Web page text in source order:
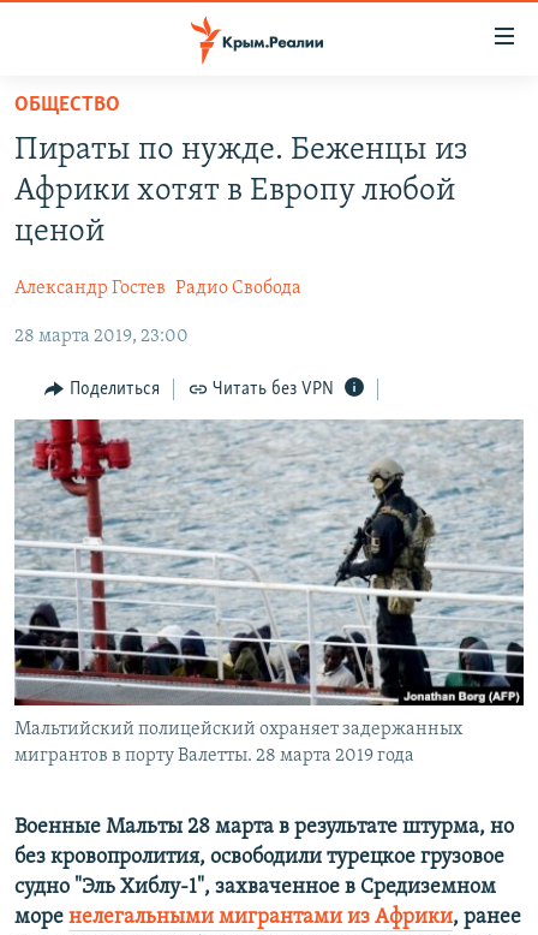
Вернуться
основному
содержанию
Вернутся
главной
навигации
Вернутся
поиску
СПЕЦПРОЕКТЫ
ГРУЗ 200
11 ЛЕТ ОККУПАЦИИ КРЫМА. 11 ИСТОРИЙ СОПРОТИВЛЕНИЯ
ВОДА
ЕЩЕ
ИНТЕРАКТИВ
ИНФОГРАФИКА
ТЕЛЕПРОЕКТ КРЫМ.РЕАЛИИ
СОВЕТЫ ПРАВОЗАЩИТНИКОВ
ПРОПАВШИЕ БЕЗ ВЕСТИ
ПОБЕДИТЕЛЕЙ НЕ СУДЯТ?
КРЫМ.НЕПОКОРЕННЫЙ
ELIFBE
УКРАИНСКАЯ ПРОБЛЕМА КРЫМА
РАДІО СВОБОДА
КАК ОБОЙТИ БЛОКИРОВКУ
Українською
Qırımtatar
ПРИСОЕДИНЯЙТЕСЬ!
Все сайты RFE/RL
ОБЩЕСТВО
Пираты по нужде. Беженцы из
Африки хотят в Европу любой
ценой
Александр Гостев Радио Свобода
28 марта 2019, 23:00
Поделиться Читать без VPN
Мальтийский полицейский охраняет задержанных
мигрантов в порту Валетты. 28 марта 2019 года
Военные Мальты 28 марта в результате штурма, но
без кровопролития, освободили турецкое грузовое
судно "Эль Хиблу-1", захваченное в Средиземном
море нелегальными мигрантами из Африки, ранее